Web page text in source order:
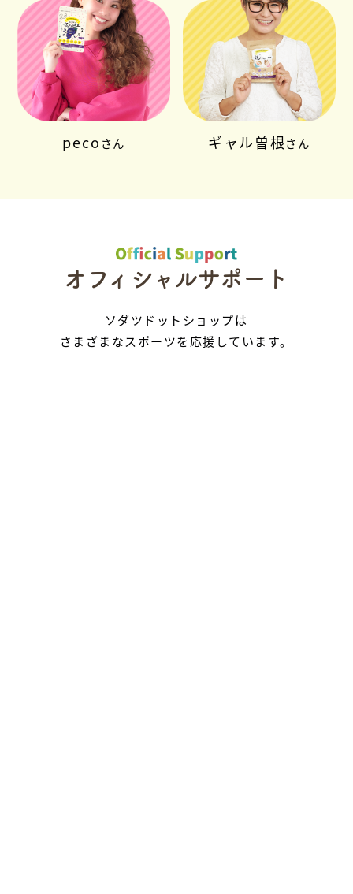
peco さん ギャル曽根さん
オフィシャルサポート
ソダツドットショップは
さまざまなスポーツを応援しています。